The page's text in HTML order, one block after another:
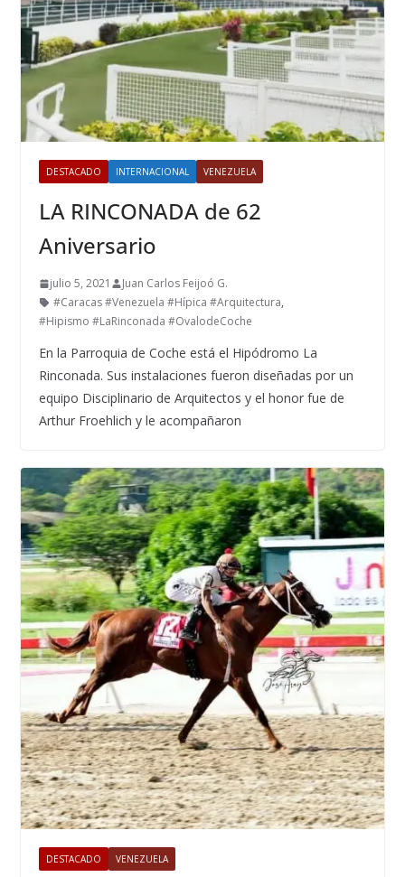
DESTACADO INTERNACIONAL VENEZUELA
LA RINCONADA de 62
Aniversario
julio 5, 2021
Juan Carlos Feijoó G.
#Caracas #Venezuela #Hípica #Arquitectura,
#Hipismo #LaRinconada #OvalodeCoche
En la Parroquia de Coche está el Hipódromo La
Rinconada. Sus instalaciones fueron diseñadas por un
equipo Disciplinario de Arquitectos y el honor fue de
Arthur Froehlich y le acompañaron
DESTACADO VENEZUELA